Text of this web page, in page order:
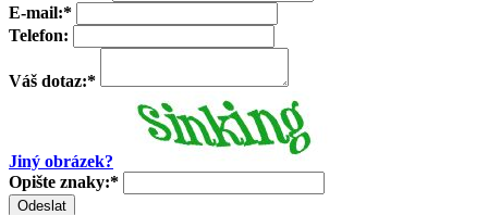
E-mail:*
Telefon:
Váš dotaz:*
Jiný obrázek?
Opište znaky:*
Odeslat